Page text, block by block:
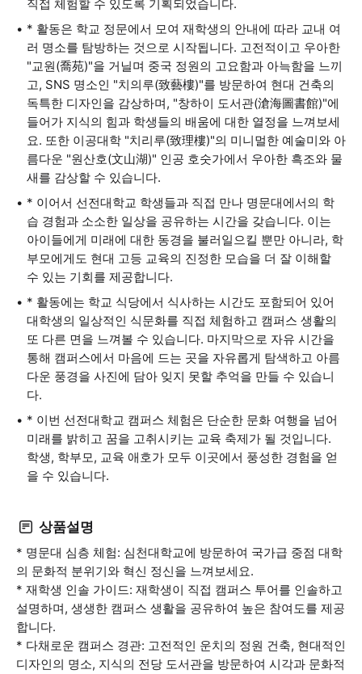
직접 체험할 수 있도록 기획되었습니다.
* 활동은 학교 정문에서 모여 재학생의 안내에 따라 교내 여
러 명소를 탐방하는 것으로 시작됩니다. 고전적이고 우아한
"교원(喬苑)"을 거닐며 중국 정원의 고요함과 아늑함을 느끼
고, SNS 명소인 "치의루(致藝樓)"를 방문하여 현대 건축의
독특한 디자인을 감상하며, "창하이 도서관(滄海圖書館)"에
들어가 지식의 힘과 학생들의 배움에 대한 열정을 느껴보세
요. 또한 이공대학 "치리루(致理樓)"의 미니멀한 예술미와 아
름다운 "원산호(文山湖)" 인공 호숫가에서 우아한 흑조와 물
새를 감상할 수 있습니다.
* 이어서 선전대학교 학생들과 직접 만나 명문대에서의 학
습 경험과 소소한 일상을 공유하는 시간을 갖습니다. 이는
아이들에게 미래에 대한 동경을 불러일으킬 뿐만 아니라, 학
부모에게도 현대 고등 교육의 진정한 모습을 더 잘 이해할
수 있는 기회를 제공합니다.
* 활동에는 학교 식당에서 식사하는 시간도 포함되어 있어
대학생의 일상적인 식문화를 직접 체험하고 캠퍼스 생활의
또 다른 면을 느껴볼 수 있습니다. 마지막으로 자유 시간을
통해 캠퍼스에서 마음에 드는 곳을 자유롭게 탐색하고 아름
다운 풍경을 사진에 담아 잊지 못할 추억을 만들 수 있습니
다.
* 이번 선전대학교 캠퍼스 체험은 단순한 문화 여행을 넘어
미래를 밝히고 꿈을 고취시키는 교육 축제가 될 것입니다.
학생, 학부모, 교육 애호가 모두 이곳에서 풍성한 경험을 얻
을 수 있습니다.
상품설명
* 명문대 심층 체험: 심천대학교에 방문하여 국가급 중점 대학
의 문화적 분위기와 혁신 정신을 느껴보세요.
* 재학생 인솔 가이드: 재학생이 직접 캠퍼스 투어를 인솔하고
설명하며, 생생한 캠퍼스 생활을 공유하여 높은 참여도를 제공
합니다.
* 다채로운 캠퍼스 경관: 고전적인 운치의 정원 건축, 현대적인
디자인의 명소, 지식의 전당 도서관을 방문하여 시각과 문화적